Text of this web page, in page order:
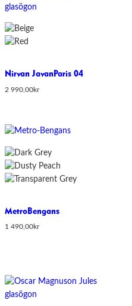
Nirvan Javan Paris 04
2 990,00kr
Metro Bengans
1 490,00kr